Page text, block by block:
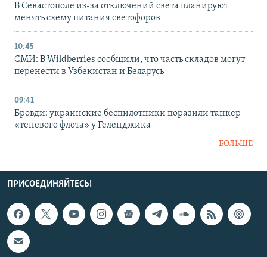
В Севастополе из-за отключений света планируют
менять схему питания светофоров
10:45
СМИ: В Wildberries сообщили, что часть складов могут
перенести в Узбекистан и Беларусь
09:41
Бровди: украинские беспилотники поразили танкер
«теневого флота» у Геленджика
БОЛЬШЕ
ПРИСОЕДИНЯЙТЕСЬ!